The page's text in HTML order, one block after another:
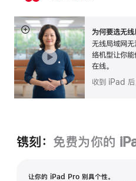
为何要选无
无线局域网
络机型让你
在线。
收到 iPad 后
展
开
镌刻： 免费为你的
让你的 iPad Pro 别具个性。